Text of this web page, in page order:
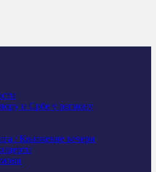
и Србе у региону
/ Књижевне вечери